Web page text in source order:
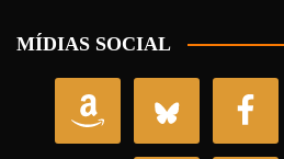
MÍDIAS SOCIAL